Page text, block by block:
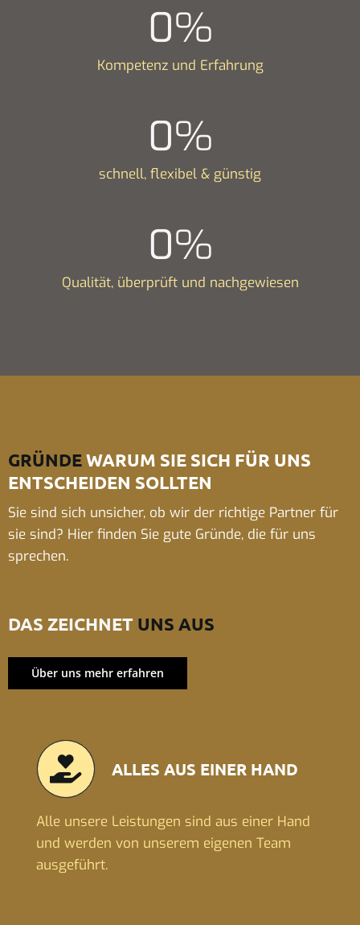
0%
Kompetenz und Erfahrung
0%
schnell, flexibel & günstig
0%
Qualität, überprüft und nachgewiesen
GRÜNDEWARUM SIE SICH FÜR UNS
ENTSCHEIDEN SOLLTEN
Sie sind sich unsicher, ob wir der richtige Partner für
sie sind? Hier finden Sie gute Gründe, die für uns
sprechen.
DAS ZEICHNET UNS AUS
Über uns mehr erfahren
ALLES AUS EINER HAND
Alle unsere Leistungen sind aus einer Hand
und werden von unserem eigenen Team
ausgeführt.